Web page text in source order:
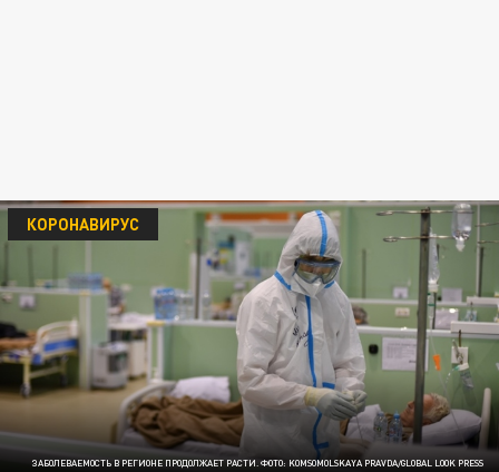
ЗАБОЛЕВАЕМОСТЬ В РЕГИОНЕ ПРОДОЛЖАЕТ РАСТИ. ФОТО: KOMSOMOLSKAYA PRAVDA/GLOBAL LOOK PRESS
КОРОНАВИРУС